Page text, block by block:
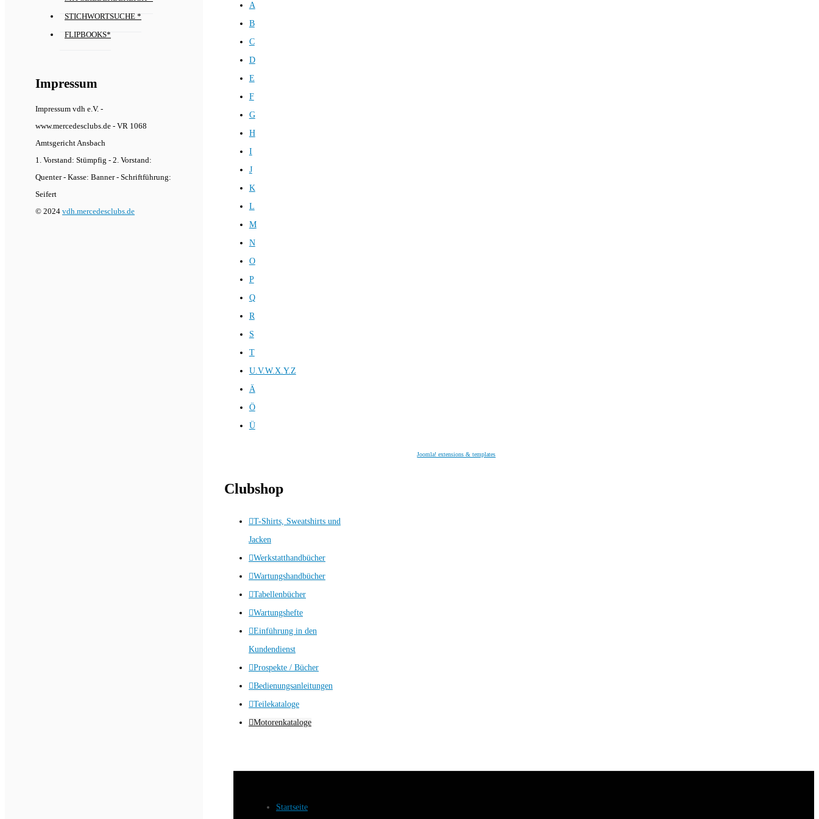
STICHWORTSUCHE *
FLIPBOOKS*
Impressum
Impressum vdh e.V. -
www.mercedesclubs.de - VR 1068
Amtsgericht Ansbach
1. Vorstand: Stümpfig - 2. Vorstand:
Quenter - Kasse: Banner - Schriftführung:
Seifert
© 2024 vdh.mercedesclubs.de
A
B
C
D
E
F
G
H
I
J
K
L
M
N
O
P
Q
R
S
T
U.V.W.X.Y.Z
Ä
Ö
Ü
Joomla! extensions & templates
Clubshop
T-Shirts, Sweatshirts und
Jacken
Werkstatthandbücher
Wartungshandbücher
Tabellenbücher
Wartungshefte
Einführung in den
Kundendienst
Prospekte / Bücher
Bedienungsanleitungen
Teilekataloge
Motorenkataloge
Startseite